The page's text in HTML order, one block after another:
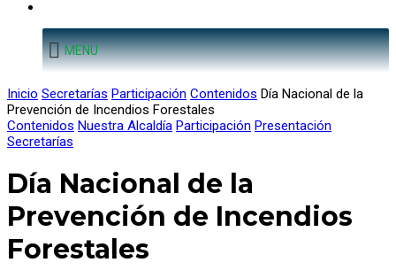
MENU
Inicio Secretarías Participación Contenidos Día Nacional de la
Prevención de Incendios Forestales
Contenidos Nuestra Alcaldía Participación Presentación
Secretarías
Día Nacional de la
Prevención de Incendios
Forestales